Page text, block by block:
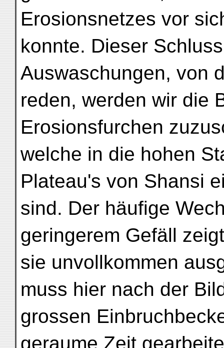
Erosionsnetzes vor
konnte. Dieser
Auswaschungen, von
reden, werden wir die
Erosionsfurchen
welche in die hohen
Plateau's von Shansi
sind. Der häufige
geringerem Gefäll
sie unvollkommen
muss hier nach der
grossen
geraume Zeit